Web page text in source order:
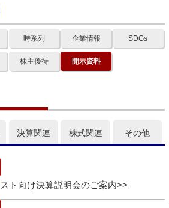
時系列 企業情報 SDGs
株主優待 開示資料
決算関連 株式関連 その他
ト向け決算説明会のご案内